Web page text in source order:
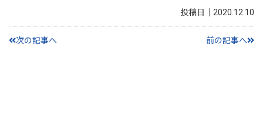
投稿日｜2020.12.10
次の記事へ 前の記事へ